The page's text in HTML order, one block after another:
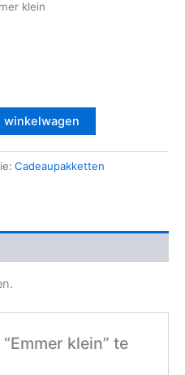
klein
winkelwagen
Cadeaupakketten
klein” te